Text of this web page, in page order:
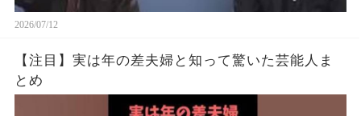
2026/07/12
【注目】実は年の差夫婦と知って驚いた芸能人ま
とめ